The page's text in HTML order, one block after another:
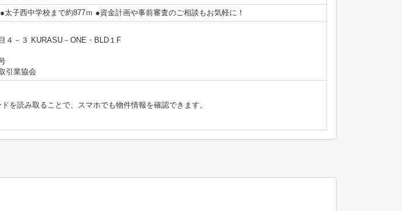
太子西中学校まで約877ｍ ●資金計画や事前審査のご相談もお気軽に！
４－３ KURASU－ONE・BLD１F
引業協会
を読み取ることで、スマホでも物件情報を確認できます。